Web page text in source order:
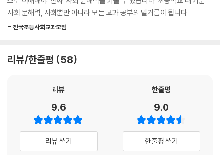
활동하는 것으로는 개념을 이해하기 어렵다. 결국 사회 문해력은 맥락 속
에서 정확한 뜻을 파악할 수 있느냐로 끝나는 것이 아니다. 백지도가 어떻
게 생긴 것인지 알아서 다른 지도와 구분할 수 있고, 그것을 어떻게 이용할
때문에 개념어를 스스로 이해했을 때 ‘진짜 사회 문해력’을 기를 수 있다.
암기나 어렴풋한 이해가 아니라 개념어와 배경 설명을 읽고 체화하는 훈련
교육부는 1종이던 국정 사회 교과서를 2022년에 3~4학년, 2023년에 5
~6학년을 대상으로 11종 검정 사회 교과서로 대체했다. 채택한 교과서만
배우는 학교에서는 별다를 것 없어 보이지만, 선행 학습이 횡횡하는 사교
사회 문해력, 사회뿐만 아니라 모든 교과 공부의 밑거름이 됩니다.
- 전국초등사회교과모임
리뷰/한줄평 58
리뷰
9.6
리뷰 쓰기
한줄평
9.0
한줄평 쓰기